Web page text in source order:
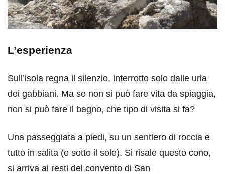
L’esperienza
Sull’isola regna il silenzio, interrotto solo dalle urla
dei gabbiani. Ma se non si può fare vita da spiaggia,
non si può fare il bagno, che tipo di visita si fa?
Una passeggiata a piedi, su un sentiero di roccia e
tutto in salita (e sotto il sole). Si risale questo cono,
si arriva ai resti del convento di San